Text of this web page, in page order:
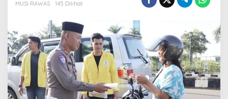
z
i
a
,
S
a
t
MUSI RAWAS
145 Dilihat